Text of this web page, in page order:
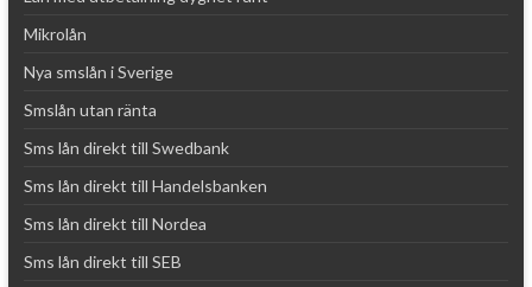
Mikrolån
Nya smslån i Sverige
Smslån utan ränta
Sms lån direkt till Swedbank
Sms lån direkt till Handelsbanken
Sms lån direkt till Nordea
Sms lån direkt till SEB